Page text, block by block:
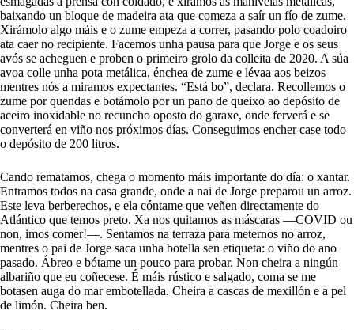
baixando un bloque de madeira ata que comeza a saír un fío de zume.
Xirámolo algo máis e o zume empeza a correr, pasando polo coadoiro
ata caer no recipiente. Facemos unha pausa para que Jorge e os seus
avós se acheguen e proben o primeiro grolo da colleita de 2020. A súa
avoa colle unha pota metálica, énchea de zume e lévaa aos beizos
mentres nós a miramos expectantes. “Está bo”, declara. Recollemos o
zume por quendas e botámolo por un pano de queixo ao depósito de
aceiro inoxidable no recuncho oposto do garaxe, onde ferverá e se
converterá en viño nos próximos días. Conseguimos encher case todo
o depósito de 200 litros.
Cando rematamos, chega o momento máis importante do día: o xantar.
Entramos todos na casa grande, onde a nai de Jorge preparou un arroz.
Este leva berberechos, e ela cóntame que veñen directamente do
Atlántico que temos preto. Xa nos quitamos as máscaras —COVID ou
non, imos comer!—. Sentamos na terraza para meternos no arroz,
mentres o pai de Jorge saca unha botella sen etiqueta: o viño do ano
pasado. Ábreo e bótame un pouco para probar. Non cheira a ningún
albariño que eu coñecese. É máis rústico e salgado, coma se me
botasen auga do mar embotellada. Cheira a cascas de mexillón e a pel
de limón. Cheira ben.